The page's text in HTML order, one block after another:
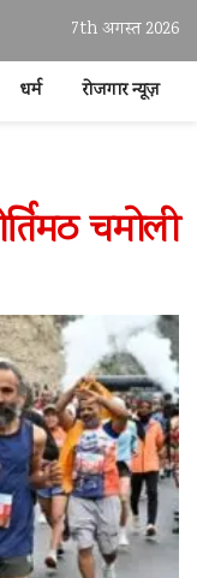
7th अगस्त 2026
धर्म रोजगार न्यूज़
चमोली